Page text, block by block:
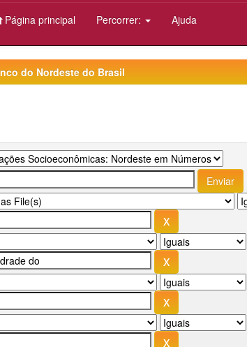
Página principal Percorrer: Ajuda
do Nordeste do Brasil